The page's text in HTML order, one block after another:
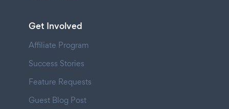
Get Involved
Affiliate Program
Success Stories
Feature Requests
Guest Blog Post